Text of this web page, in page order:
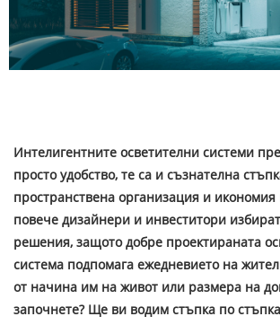
Интелигентните осветителни системи
просто удобство, те са и съзнателна
пространствена организация и
повече дизайнери и инвеститори
решения, защото добре проектираната
система подпомага ежедневието на
от начина им на живот или размера на
започнете? Ще ви водим стъпка по